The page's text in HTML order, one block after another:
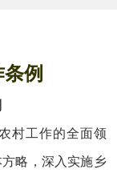
例
工作的全面领
略，深入实施乡